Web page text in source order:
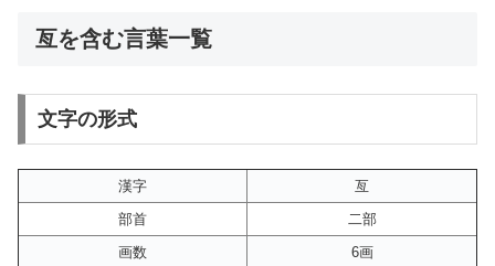
亙を含む言葉一覧
文字の形式
漢字
亙
部首
二部
画数
6画